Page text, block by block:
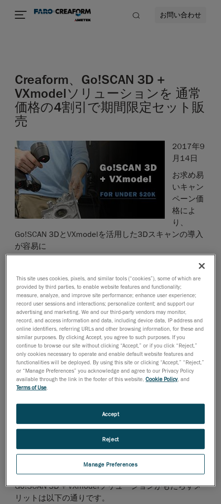
お問い合わせ
Creaform、Go!SCAN 3D +
VXmodelソリューションを 通常
価格の4割引で期間限定セット販
売
2017年9
月14日
お求め易
いキャン
ペーン価
格によ
り、
Go!SCAN 3DとVXmodelを活用した3Dスキャンの導入
が容易に
エンジニアリングサービスで世界をリードする
Creaformは、本日、プロ仕様の白色光3Dスキャナー
Go!SCAN 3D™をお求め易い価格で提供するキャンペ
ーンを実施することを発表しました。この特別キャン
ペーンには、scan-to-CADソフトウェアVXmodel™も含
まれており、通常価格の4割引で、期間限定販売を行
います。
3Dスキャンは、製品開発を加速し、品質の向上とと
もに生産コストの軽減にも繋がります。Creaformは、
使いやすさ、精度、スピード、信頼性に加え、様々な
び3Dプリントアプリケーションに対応するソリュー
ションを提供しています。当キャンペーンは、複雑な
Go!SCAN 20と、中型から大型のパーツを高速で広範
囲にスキャンできるGo!SCAN 50の2つのモデルに適用
Go!SCAN 3D + VXmodelソリューションがもたらすメ
リットは以下の通りです。
This site uses cookies, pixels, and similar tools (“cookies”), some of which are
provided by third parties, to enable website features and functionality;
measure, analyze, and improve site performance; enhance user experience;
record user sessions and interactions; personalize content; and support our
advertising and marketing. We and our third-party vendors may monitor,
record, and access information and data, including device data, IP address and
online identifiers, referring URLs and other browsing information, for these and
similar purposes. By clicking Accept, you agree to such purposes. If you
continue to browse our site without clicking “Accept,” or if you click “Reject,”
only cookies necessary to operate and enable default website features and
functionalities will be deployed. By using this site or clicking “Accept,” “Reject,”
or “Manage Preferences” you acknowledge and agree to our Privacy Policy
available through the link in the footer of this website,Cookie Policy, and
Terms of Use
Manage Preferences
Reject
Accept